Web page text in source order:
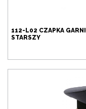
112-L02 CZAPKA
STARSZY